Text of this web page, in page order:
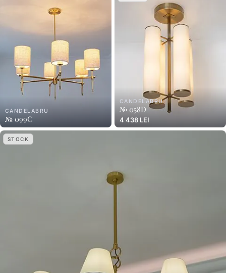
CANDELABRU
№ 099C
CANDELABRU
№ 058D
4 438 LEI
STOCK